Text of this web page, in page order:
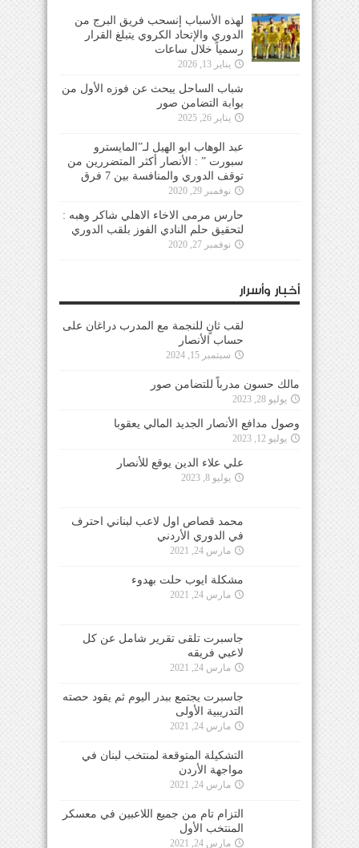
لهذه الأسباب إنسحب فريق البرج من
الدوري والإتحاد الكروي يتبلغ القرار
رسمياً خلال ساعات
يناير 13, 2026
شباب الساحل يبحث عن فوزه الأول من
بوابة التضامن صور
يناير 26, 2025
عبد الوهاب ابو الهيل لـ”المايسترو
سبورت ” : الأنصار أكثر المتضررين من
توقف الدوري والمنافسة بين 7 فرق
نوفمبر 29, 2020
حارس مرمى الاخاء الاهلي شاكر وهبه :
لتحقيق حلم النادي الفوز بلقب الدوري
نوفمبر 27, 2020
أخبار وأسرار
لقب ثانٍ للنجمة مع المدرب دراغان على
حساب الأنصار
سبتمبر 15, 2024
مالك حسون مدرباً للتضامن صور
يوليو 28, 2023
وصول مدافع الأنصار الجديد المالي يعقوبا
يوليو 12, 2023
علي علاء الدين يوقع للأنصار
يوليو 8, 2023
محمد قصاص اول لاعب لبناني احترف
في الدوري الأردني
مارس 24, 2021
مشكلة ايوب حلت بهدوء
مارس 24, 2021
جاسبرت تلقى تقرير شامل عن كل
لاعبي فريقه
مارس 24, 2021
جاسبرت يجتمع ببدر اليوم ثم يقود حصته
التدريبية الأولى
مارس 24, 2021
التشكيلة المتوقعة لمنتخب لبنان في
مواجهة الأردن
مارس 24, 2021
التزام تام من جميع اللاعبين في معسكر
المنتخب الأول
مارس 24, 2021